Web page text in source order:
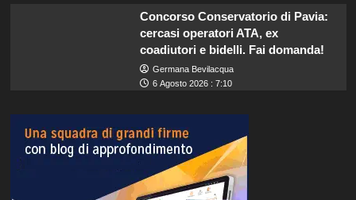
Concorso Conservatorio di Pavia:
cercasi operatori ATA, ex
coadiutori e bidelli. Fai domanda!
Germana Bevilacqua
6 Agosto 2026 : 7:10